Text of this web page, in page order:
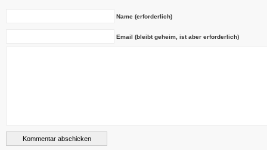
Name (erforderlich)
Email (bleibt geheim, ist aber erforderlich)